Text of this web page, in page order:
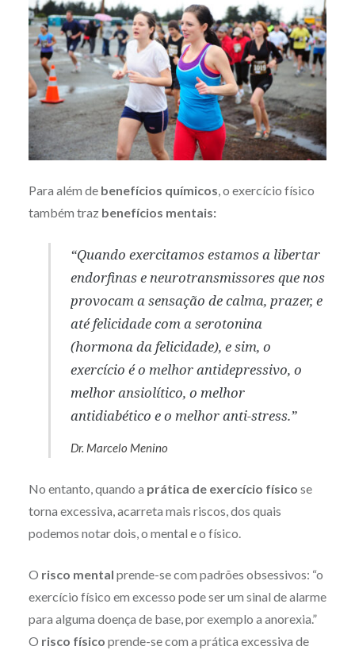
Para além de benefícios químicos , o exercício físico
também traz benefícios mentais:
“Quando exercitamos estamos a libertar
endorfinas e neurotransmissores que nos
provocam a sensação de calma, prazer, e
até felicidade com a serotonina
(hormona da felicidade), e sim, o
exercício é o melhor antidepressivo, o
melhor ansiolítico, o melhor
antidiabético e o melhor anti-stress.”
Dr. Marcelo Menino
No entanto, quando a prática de exercício físico se
torna excessiva, acarreta mais riscos, dos quais
podemos notar dois, o mental e o físico.
O risco mental prende-se com padrões obsessivos: “o
exercício físico em excesso pode ser um sinal de alarme
para alguma doença de base, por exemplo a anorexia.”
O risco físico prende-se com a prática excessiva de